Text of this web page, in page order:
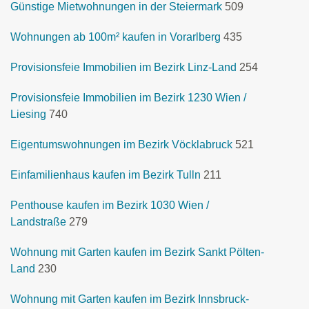
Günstige Mietwohnungen in der Steiermark 509
Wohnungen ab 100m² kaufen in Vorarlberg 435
Provisionsfeie Immobilien im Bezirk Linz-Land 254
Provisionsfeie Immobilien im Bezirk 1230 Wien /
Liesing 740
Eigentumswohnungen im Bezirk Vöcklabruck 521
Einfamilienhaus kaufen im Bezirk Tulln 211
Penthouse kaufen im Bezirk 1030 Wien /
Landstraße 279
Wohnung mit Garten kaufen im Bezirk Sankt Pölten-
Land 230
Wohnung mit Garten kaufen im Bezirk Innsbruck-